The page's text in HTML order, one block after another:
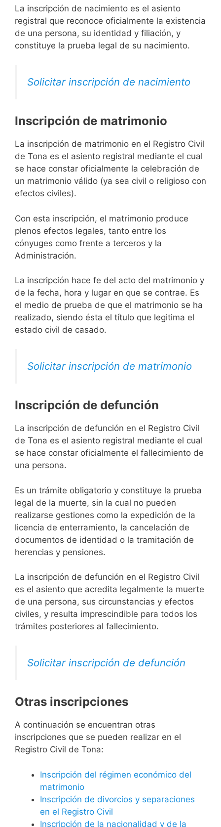
La inscripción de nacimiento es el asiento
registral que reconoce oficialmente la existencia
de una persona, su identidad y filiación, y
constituye la prueba legal de su nacimiento.
Solicitar inscripción de nacimiento
Inscripción de matrimonio
La inscripción de matrimonio en el Registro Civil
de Tona es el asiento registral mediante el cual
se hace constar oficialmente la celebración de
un matrimonio válido (ya sea civil o religioso con
efectos civiles).
Con esta inscripción, el matrimonio produce
plenos efectos legales, tanto entre los
cónyuges como frente a terceros y la
Administración.
La inscripción hace fe del acto del matrimonio y
de la fecha, hora y lugar en que se contrae. Es
el medio de prueba de que el matrimonio se ha
realizado, siendo ésta el título que legitima el
estado civil de casado.
Solicitar inscripción de matrimonio
Inscripción de defunción
La inscripción de defunción en el Registro Civil
de Tona es el asiento registral mediante el cual
se hace constar oficialmente el fallecimiento de
una persona.
Es un trámite obligatorio y constituye la prueba
legal de la muerte, sin la cual no pueden
realizarse gestiones como la expedición de la
licencia de enterramiento, la cancelación de
documentos de identidad o la tramitación de
herencias y pensiones.
La inscripción de defunción en el Registro Civil
es el asiento que acredita legalmente la muerte
de una persona, sus circunstancias y efectos
civiles, y resulta imprescindible para todos los
trámites posteriores al fallecimiento.
Solicitar inscripción de defunción
Otras inscripciones
A continuación se encuentran otras
inscripciones que se pueden realizar en el
Registro Civil de Tona:
Inscripción del régimen económico del
matrimonio
Inscripción de divorcios y separaciones
en el Registro Civil
Inscripción de la nacionalidad y de la